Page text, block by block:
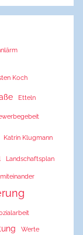
Koch
Etteln
Katrin Klugmann
Landschaftsplan
miteinander
Werte